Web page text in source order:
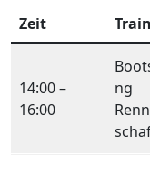
Zeit
14:00 –
16:00
ng